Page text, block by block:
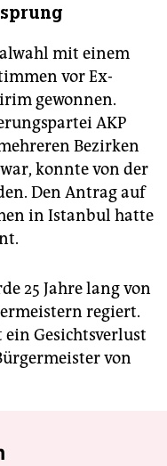
mit einem
vor Ex-
gewonnen.
AKP
Bezirken
konnte von der
Den Antrag auf
in Istanbul hatte
25 Jahre lang von
regiert.
Gesichtsverlust
von